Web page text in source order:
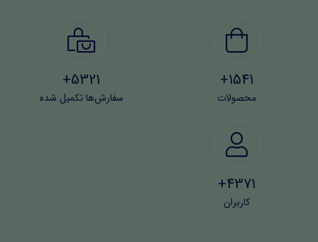
1541+
محصولات
5321+
سفارش‌ها تکمیل شده
4371+
کاربران